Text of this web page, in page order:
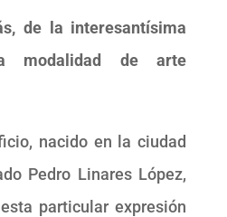
de la interesantísima
modalidad de arte
nacido en la ciudad
Pedro Linares López,
particular expresión